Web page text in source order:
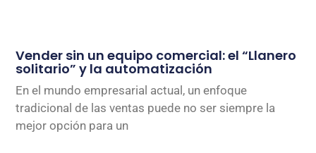
Vender sin un equipo comercial: el “Llanero
solitario” y la automatización
En el mundo empresarial actual, un enfoque
tradicional de las ventas puede no ser siempre la
mejor opción para un